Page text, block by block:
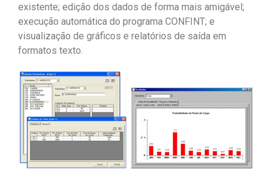
existente; edição dos dados de forma mais amigável;
execução automática do programa CONFINT; e
visualização de gráficos e relatórios de saída em
formatos texto.